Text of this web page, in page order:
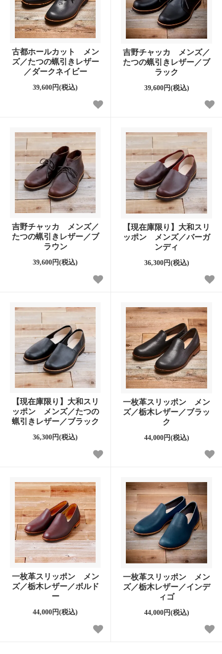
古都ホールカット メン
ズ／たつの蝋引きレザー
／ダークネイビー
39,600円(税込)
吉野チャッカ メンズ／
たつの蝋引きレザー／ブ
ラック
39,600円(税込)
吉野チャッカ メンズ／
たつの蝋引きレザー／ブ
ラウン
39,600円(税込)
【現在庫限り】大和スリ
ッポン メンズ／バーガ
ンディ
36,300円(税込)
【現在庫限り】大和スリ
ッポン メンズ／たつの
蝋引きレザー／ブラック
36,300円(税込)
一枚革スリッポン メン
ズ／栃木レザー／ブラッ
ク
44,000円(税込)
一枚革スリッポン メン
ズ／栃木レザー／ボルド
ー
44,000円(税込)
一枚革スリッポン メン
ズ／栃木レザー／インデ
ィゴ
44,000円(税込)